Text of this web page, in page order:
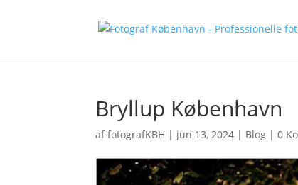
Bryllup København
affotografKBH | jun 13, 2024 | Blog |0